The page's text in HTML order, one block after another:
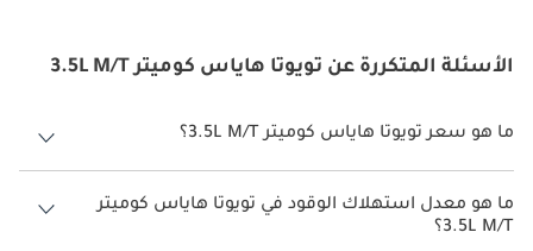
الأسئلة المتكررة عن تويوتا هاياس كوميتر 3.5L M/T
ما هو سعر تويوتا هاياس كوميتر 3.5L M/T؟
سعر تويوتا هاياس كوميتر 3.5L M/T هو درهم 144,900.
ما هو معدل استهلاك الوقود في تويوتا هاياس كوميتر
3.5L M/T؟